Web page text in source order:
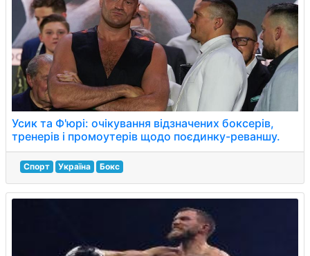
Усик та Ф'юрі: очікування відзначених боксерів,
тренерів і промоутерів щодо поєдинку-реваншу.
Спорт Україна Бокс